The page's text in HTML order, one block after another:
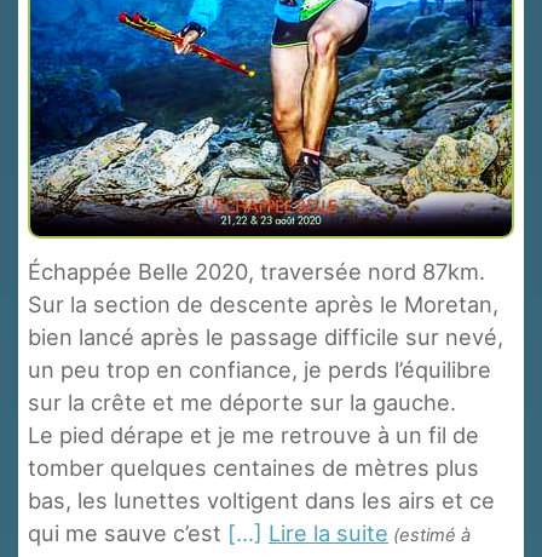
Échappée Belle 2020, traversée nord 87km.
Sur la section de descente après le Moretan,
bien lancé après le passage difficile sur nevé,
un peu trop en confiance, je perds l’équilibre
sur la crête et me déporte sur la gauche.
Le pied dérape et je me retrouve à un fil de
tomber quelques centaines de mètres plus
bas, les lunettes voltigent dans les airs et ce
qui me sauve c’est [...] Lire la suite (estimé à